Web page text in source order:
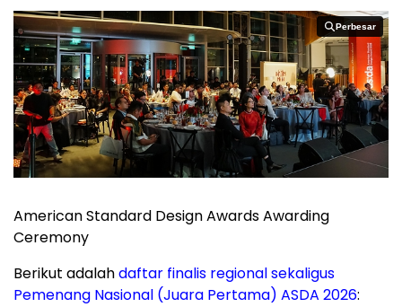
Perbesar
Perbesar
American Standard Design Awards Awarding
Ceremony
Berikut adalahdaftar finalis regional sekaligus
Pemenang Nasional (Juara Pertama) ASDA 2026: